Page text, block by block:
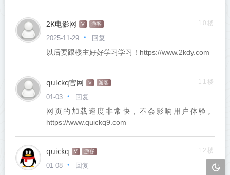
2K电影网 V 游客 10楼
2025-11-29 回复
以后要跟楼主好好学习学习！https://www.2kdy.com
quickq官网 V 游客 11楼
01-03 回复
网页的加载速度非常快，不会影响用户体验。
https://www.quickq9.com
quickq V 游客 12楼
01-08 回复